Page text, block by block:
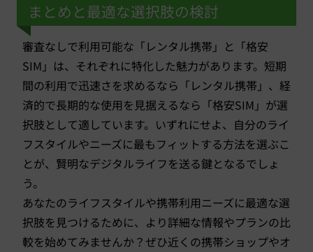
まとめと最適な選択肢の検討
審査なしで利用可能な「レンタル携帯」と「格安
SIM」は、それぞれに特化した魅力があります。短期
間の利用で迅速さを求めるなら「レンタル携帯」、経
済的で長期的な使用を見据えるなら「格安SIM」が選
択肢として適しています。いずれにせよ、自分のライ
フスタイルやニーズに最もフィットする方法を選ぶこ
とが、賢明なデジタルライフを送る鍵となるでしょ
う。
あなたのライフスタイルや携帯利用ニーズに最適な選
択肢を見つけるために、より詳細な情報やプランの比
較を始めてみませんか？ぜひ近くの携帯ショップやオ